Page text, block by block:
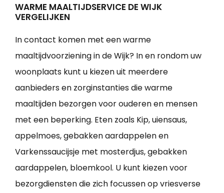
WARME MAALTIJDSERVICE DE WIJK
VERGELIJKEN
In contact komen met een warme
maaltijdvoorziening in de Wijk? In en rondom uw
woonplaats kunt u kiezen uit meerdere
aanbieders en zorginstanties die warme
maaltijden bezorgen voor ouderen en mensen
met een beperking. Eten zoals Kip, uiensaus,
appelmoes, gebakken aardappelen en
Varkenssaucijsje met mosterdjus, gebakken
aardappelen, bloemkool. U kunt kiezen voor
bezorgdiensten die zich focussen op vriesverse